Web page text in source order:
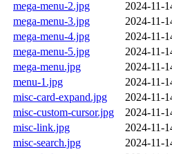
mega-menu-2.jpg
2024-11-
mega-menu-3.jpg
2024-11-
mega-menu-4.jpg
2024-11-
mega-menu-5.jpg
2024-11-
mega-menu.jpg
2024-11-
menu-1.jpg
2024-11-
misc-card-expand.jpg
2024-11-
misc-custom-cursor.jpg
2024-11-
misc-link.jpg
2024-11-
misc-search.jpg
2024-11-